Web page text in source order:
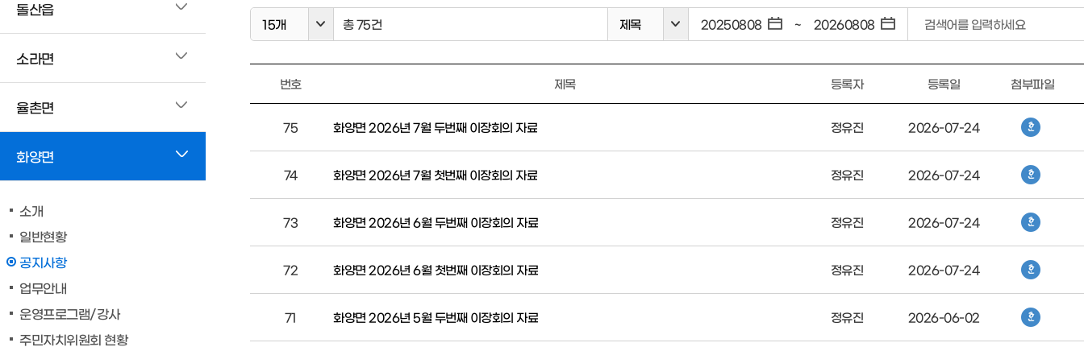
돌산읍
소라면
율촌면
화양면
소개
일반현황
공지사항
업무안내
운영프로그램/강사
주민자치위원회 현황
15개 총 75건 제목 ~ 검색어를 입력하세요
번호 제목 등록자 등록일 첨부파일
75 화양면 2026년 7월 두번째 이장회의 자료 정유진 2026-07-24
74 화양면 2026년 7월 첫번째 이장회의 자료 정유진 2026-07-24
73 화양면 2026년 6월 두번째 이장회의 자료 정유진 2026-07-24
72 화양면 2026년 6월 첫번째 이장회의 자료 정유진 2026-07-24
71 화양면 2026년 5월 두번째 이장회의 자료 정유진 2026-06-02